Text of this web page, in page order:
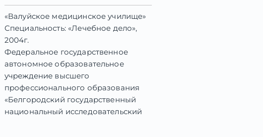
«Валуйское медицинское училище»
Специальность: «Лечебное дело»,
2004г.
Федеральное государственное
автономное образовательное
учреждение высшего
профессионального образования
«Белгородский государственный
национальный исследовательский